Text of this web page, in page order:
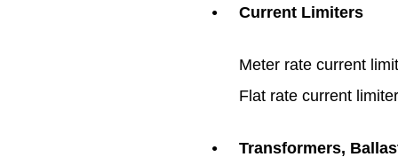
● Current Limiters
Meter rate current
Flat rate current
● Transformers,